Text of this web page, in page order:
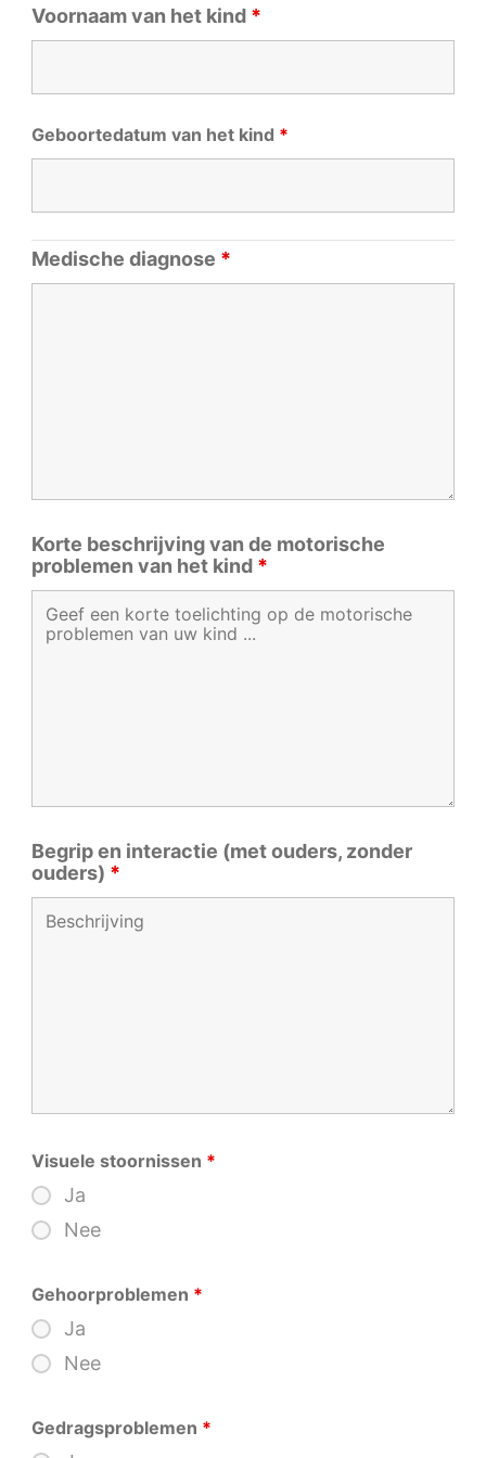
Voornaam van het kind *
Geboortedatum van het kind *
Medische diagnose *
Korte beschrijving van de motorische
problemen van het kind *
Begrip en interactie (met ouders, zonder
ouders) *
Visuele stoornissen *
Ja
Nee
Gehoorproblemen *
Ja
Nee
Gedragsproblemen *